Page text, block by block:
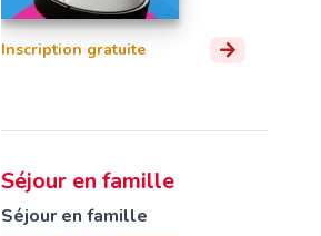
Inscription gratuite
Séjour en famille
Séjour en famille